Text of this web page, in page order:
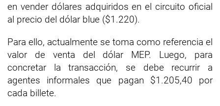
en vender dólares adquiridos en el circuito oficial
al precio del dólar blue ($1.220).
Para ello, actualmente se toma como referencia el
valor de venta del dólar MEP. Luego, para
concretar la transacción, se debe recurrir a
agentes informales que pagan $1.205,40 por
cada billete.